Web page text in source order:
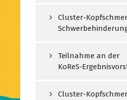
Cluster-
Teilnahme an der
Cluster-